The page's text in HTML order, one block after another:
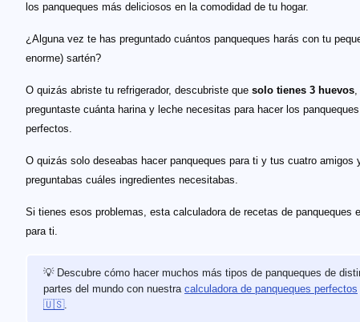
los panqueques más deliciosos en la comodidad de tu hogar.
¿Alguna vez te has preguntado cuántos panqueques harás con tu
enorme) sartén?
O quizás abriste tu refrigerador, descubriste que solo tienes 3 huevos,
preguntaste cuánta harina y leche necesitas para hacer los panqueques
perfectos.
O quizás solo deseabas hacer panqueques para ti y tus cuatro amigos
preguntabas cuáles ingredientes necesitabas.
Si tienes esos problemas, esta calculadora de recetas de panqueques
para ti.
💡 Descubre cómo hacer muchos más tipos de panqueques de
partes del mundo con nuestra calculadora de panqueques perfectos
🇺🇸.